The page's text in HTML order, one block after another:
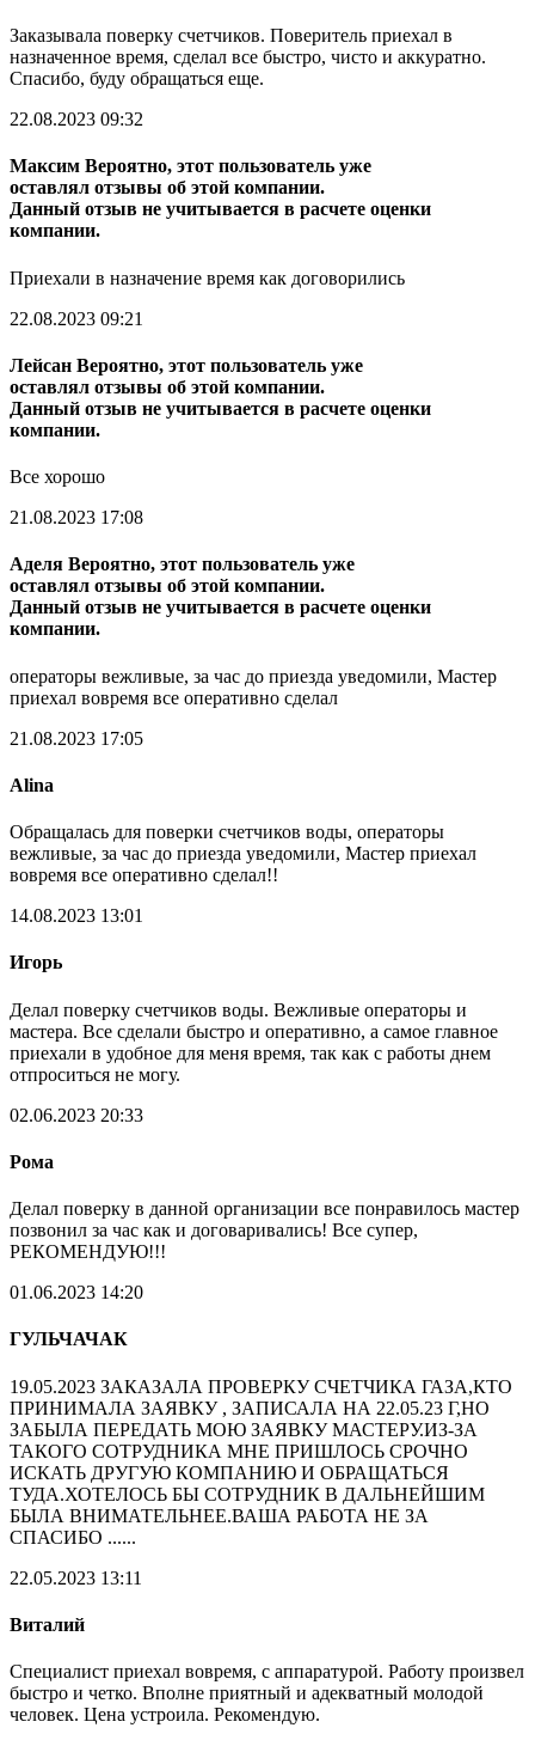
Заказывала поверку счетчиков. Поверитель приехал в
назначенное время, сделал все быстро, чисто и аккуратно.
Спасибо, буду обращаться еще.
22.08.2023 09:32
Максим Вероятно, этот пользователь уже
оставлял отзывы об этой компании.
Данный отзыв не учитывается в расчете оценки
компании.
Приехали в назначение время как договорились
22.08.2023 09:21
Лейсан Вероятно, этот пользователь уже
оставлял отзывы об этой компании.
Данный отзыв не учитывается в расчете оценки
компании.
Все хорошо
21.08.2023 17:08
Аделя Вероятно, этот пользователь уже
оставлял отзывы об этой компании.
Данный отзыв не учитывается в расчете оценки
компании.
операторы вежливые, за час до приезда уведомили, Мастер
приехал вовремя все оперативно сделал
21.08.2023 17:05
Alina
Обращалась для поверки счетчиков воды, операторы
вежливые, за час до приезда уведомили, Мастер приехал
вовремя все оперативно сделал!!
14.08.2023 13:01
Игорь
Делал поверку счетчиков воды. Вежливые операторы и
мастера. Все сделали быстро и оперативно, а самое главное
приехали в удобное для меня время, так как с работы днем
отпроситься не могу.
02.06.2023 20:33
Рома
Делал поверку в данной организации все понравилось мастер
позвонил за час как и договаривались! Все супер,
РЕКОМЕНДУЮ!!!
01.06.2023 14:20
ГУЛЬЧАЧАК
19.05.2023 ЗАКАЗАЛА ПРОВЕРКУ СЧЕТЧИКА ГАЗА,КТО
ПРИНИМАЛА ЗАЯВКУ , ЗАПИСАЛА НА 22.05.23 Г,НО
ЗАБЫЛА ПЕРЕДАТЬ МОЮ ЗАЯВКУ МАСТЕРУ.ИЗ-ЗА
ТАКОГО СОТРУДНИКА МНЕ ПРИШЛОСЬ СРОЧНО
ИСКАТЬ ДРУГУЮ КОМПАНИЮ И ОБРАЩАТЬСЯ
ТУДА.ХОТЕЛОСЬ БЫ СОТРУДНИК В ДАЛЬНЕЙШИМ
БЫЛА ВНИМАТЕЛЬНЕЕ.ВАША РАБОТА НЕ ЗА
СПАСИБО ......
22.05.2023 13:11
Виталий
Специалист приехал вовремя, с аппаратурой. Работу произвел
быстро и четко. Вполне приятный и адекватный молодой
человек. Цена устроила. Рекомендую.